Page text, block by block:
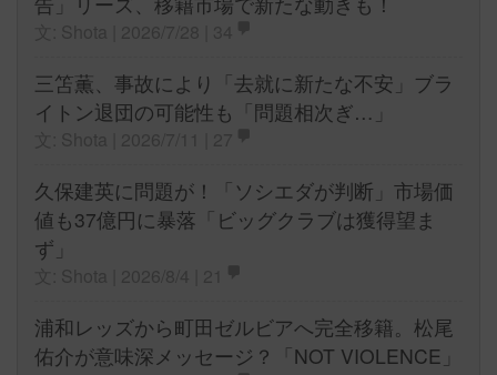
三笘薫、事故により「去就に新たな不安」ブラ
イトン退団の可能性も「問題相次ぎ…」
久保建英に問題が！「ソシエダが判断」市場価
値も37億円に暴落「ビッグクラブは獲得望ま
ず」
浦和レッズから町田ゼルビアへ完全移籍。松尾
佑介が意味深メッセージ？「NOT VIOLENCE」